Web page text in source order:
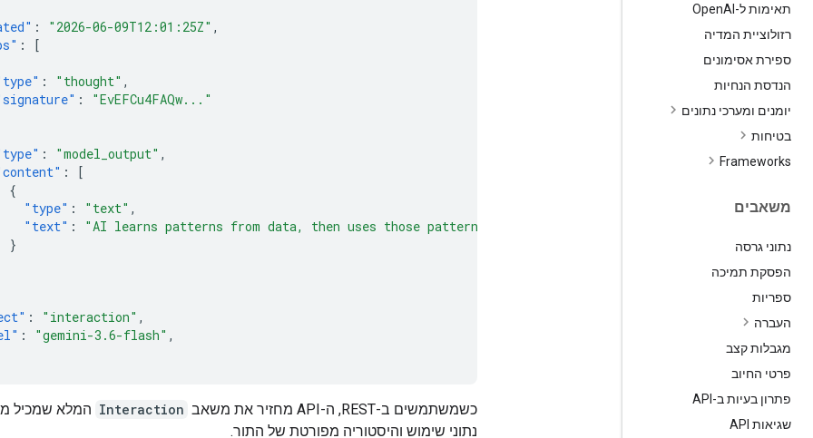
תאימות ל-Open AI
רזולוציית המדיה
ספירת אסימונים
הנדסת הנחיות
יומנים ומערכי נתונים
בטיחות
‫Frameworks
משאבים
נתוני גרסה
הפסקת תמיכה
ספריות
העברה
מגבלות קצב
פרטי החיוב
פתרון בעיות ב-API
שגיאות API
: "2026-06-09T12:01:25Z" ,
:
[
: "thought" ,
:
"EvEFCu4FAQw..."
: "model_output" ,
:
[
{
"type" : "text" ,
"text" :
"AI learns patterns from data, then uses those patterns to make predictions or decisions on new
}
: "interaction" ,
: "gemini-3.6-flash" ,
כשמשתמשים ב-REST, ה-API מחזיר את משאב Interaction המלא שמכיל
נתוני שימוש והיסטוריה מפורטת של התור.